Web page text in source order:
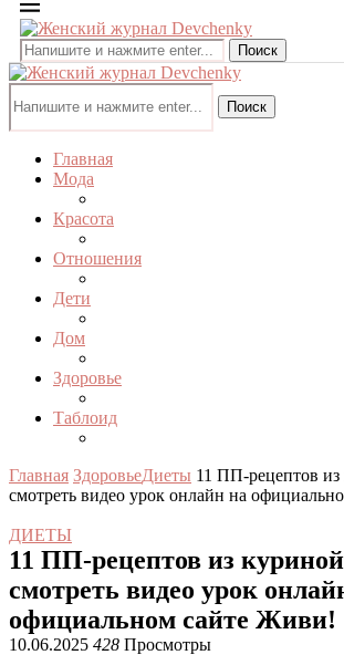
Поиск
Поиск
Главная
Мода
Красота
Отношения
Дети
Дом
Здоровье
Таблоид
Главная ЗдоровьеДиеты 11 ПП-рецептов из
смотреть видео урок онлайн на
ДИЕТЫ
11 ПП-рецептов из
смотреть видео урок
официальном сайте Живи!
10.06.2025 428 Просмотры